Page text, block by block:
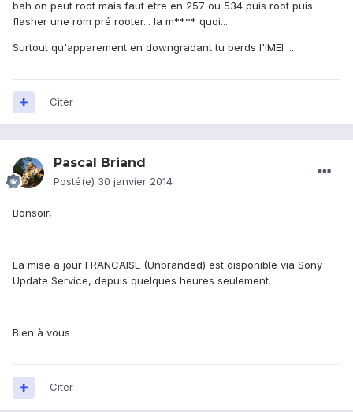
bah on peut root mais faut etre en 257 ou 534 puis root puis
flasher une rom pré rooter... la m**** quoi...
Surtout qu'apparement en downgradant tu perds l'IMEI ...
Citer
Pascal Briand
Posté(e) 30 janvier 2014
Bonsoir,
La mise a jour FRANCAISE (Unbranded) est disponible via Sony
Update Service, depuis quelques heures seulement.
Bien à vous
Citer